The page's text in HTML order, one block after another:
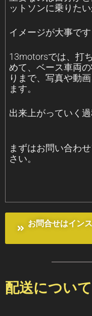
ットソンに乗りたい
イメージが大事です
13motorsでは、打
めて、ベース車両
りまで、写真や動
ます。
出来上がっていく
まずはお問い合わ
さい。
お問合せはイン
配送について